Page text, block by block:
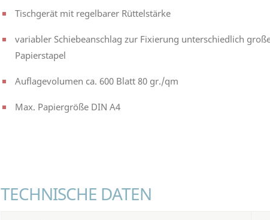
Tischgerät mit regelbarer Rüttelstärke
variabler Schiebeanschlag zur Fixierung unterschiedlich
Papierstapel
Auflagevolumen ca. 600 Blatt 80 gr./qm
Max. Papiergröße DIN A4
TECHNISCHE DATEN